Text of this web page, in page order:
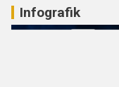
Infografik